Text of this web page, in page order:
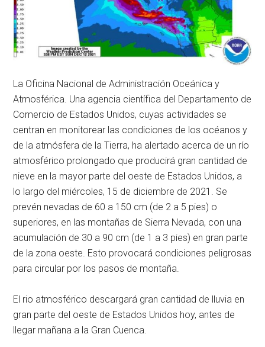
La Oficina Nacional de Administración Oceánica y
Atmosférica. Una agencia científica del Departamento de
Comercio de Estados Unidos, cuyas actividades se
centran en monitorear las condiciones de los océanos y
de la atmósfera de la Tierra, ha alertado acerca de un río
atmosférico prolongado que producirá gran cantidad de
nieve en la mayor parte del oeste de Estados Unidos, a
lo largo del miércoles, 15 de diciembre de 2021. Se
prevén nevadas de 60 a 150 cm (de 2 a 5 pies) o
superiores, en las montañas de Sierra Nevada, con una
acumulación de 30 a 90 cm (de 1 a 3 pies) en gran parte
de la zona oeste. Esto provocará condiciones peligrosas
para circular por los pasos de montaña.
El rio atmosférico descargará gran cantidad de lluvia en
gran parte del oeste de Estados Unidos hoy, antes de
llegar mañana a la Gran Cuenca.